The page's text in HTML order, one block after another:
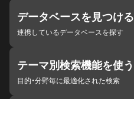
データベースを見つける
連携しているデータベースを探す
テーマ別検索機能を使う
目的・分野毎に最適化された検索